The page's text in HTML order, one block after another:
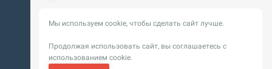
Мы используем cookie, чтобы сделать сайт лучше.
Продолжая использовать сайт, вы соглашаетесь с
использованием cookie.